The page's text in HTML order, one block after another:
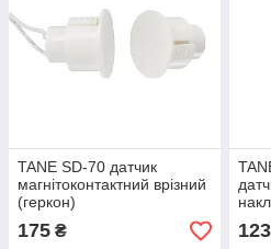
TANE SD-70 датчик
магнітоконтактний врізний
(геркон)
175 ₴ 123